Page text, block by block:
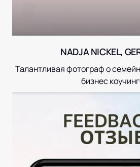
NADJA NICKEL,
Талантливая фотограф о
бизнес